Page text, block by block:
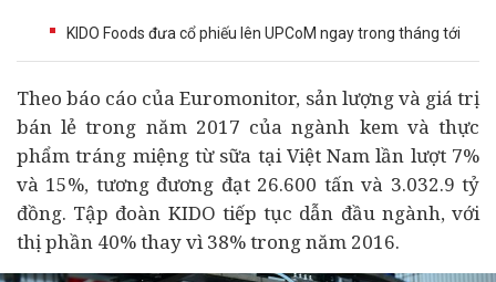
KIDO Foods đưa cổ phiếu lên UPCoM ngay trong tháng tới
Theo báo cáo của Euromonitor, sản lượng và giá trị
bán lẻ trong năm 2017 của ngành kem và thực
phẩm tráng miệng từ sữa tại Việt Nam lần lượt 7%
và 15%, tương đương đạt 26.600 tấn và 3.032.9 tỷ
đồng. Tập đoàn KIDO tiếp tục dẫn đầu ngành, với
thị phần 40% thay vì 38% trong năm 2016.